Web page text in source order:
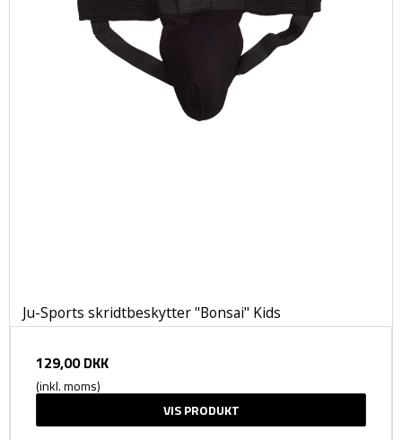
Ju-Sports skridtbeskytter "Bonsai" Kids
129,00 DKK
(inkl. moms)
VIS PRODUKT